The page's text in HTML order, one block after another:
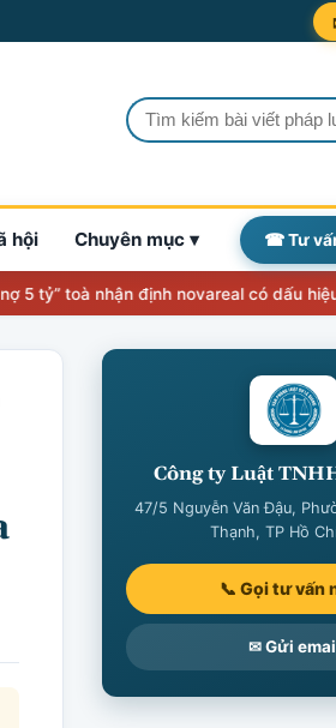
hội Chuyên mục ▾ ☎ Tư
nhận định novareal có dấu hiệu lừa
Công ty Luật
47/5 Nguyễn Văn Đậu,
Thạnh, TP Hồ
📞 Gọi tư vấn
✉ Gửi